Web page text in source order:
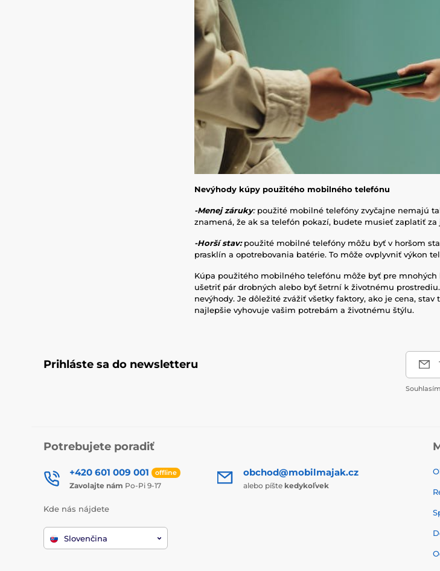
Nevýhody kúpy použitého mobilného telefónu
-Menej záruky:použité mobilné telefóny zvyčajne nemajú
znamená, že ak sa telefón pokazí, budete musieť zaplatiť za
-Horší stav:použité mobilné telefóny môžu byť v horšom
prasklín a opotrebovania batérie. To môže ovplyvniť výkon
Kúpa použitého mobilného telefónu môže byť pre
ušetriť pár drobných alebo byť šetrní k životnému
nevýhody. Je dôležité zvážiť všetky faktory, ako je cena,
najlepšie vyhovuje vašim potrebám a životnému štýlu.
Prihláste sa do newsletteru
Potrebujete poradiť
+420 601 009 001 offline
Zavolajte nám Po-Pi 9-17
obchod@mobilmajak.cz
alebo píšte kedykoľvek
Kde nás nájdete
Slovenčina